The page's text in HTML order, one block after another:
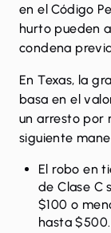
en elCódigo
hurto pueden
condena
En Texas, la
basa en el
un arresto por
siguiente
El robo en
de Clase C
$100 o
hasta $500.